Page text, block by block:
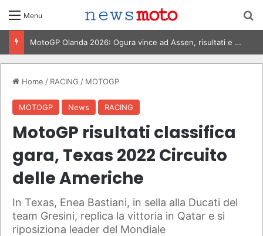
Menu
MotoGP Olanda 2026: Ogura vince ad Assen, risultati e classifica della gara
Home / RACING / MOTOGP
MOTOGP News RACING
MotoGP risultati classifica
gara, Texas 2022 Circuito
delle Americhe
In Texas, Enea Bastiani, in sella alla Ducati del
team Gresini, replica la vittoria in Qatar e si
riposiziona leader del Mondiale